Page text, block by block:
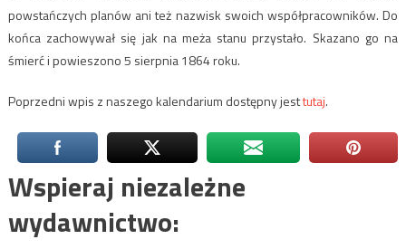
powstańczych planów ani też nazwisk swoich współpracowników. Do
końca zachowywał się jak na meża stanu przystało. Skazano go na
śmierć i powieszono 5 sierpnia 1864 roku.
Poprzedni wpis z naszego kalendarium dostępny jesttutaj.
Wspieraj niezależne
wydawnictwo: